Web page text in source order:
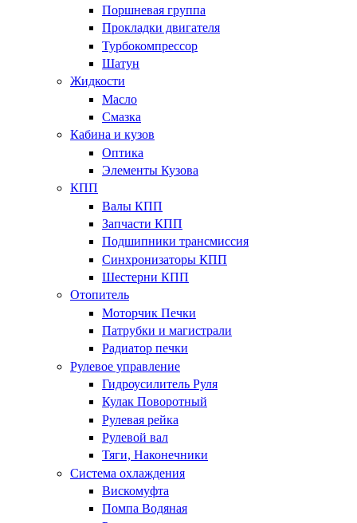
Поршневая группа
Прокладки двигателя
Турбокомпрессор
Шатун
Жидкости
Масло
Смазка
Кабина и кузов
Оптика
Элементы Кузова
КПП
Валы КПП
Запчасти КПП
Подшипники трансмиссия
Синхронизаторы КПП
Шестерни КПП
Отопитель
Моторчик Печки
Патрубки и магистрали
Радиатор печки
Рулевое управление
Гидроусилитель Руля
Кулак Поворотный
Рулевая рейка
Рулевой вал
Тяги, Наконечники
Система охлаждения
Вискомуфта
Помпа Водяная